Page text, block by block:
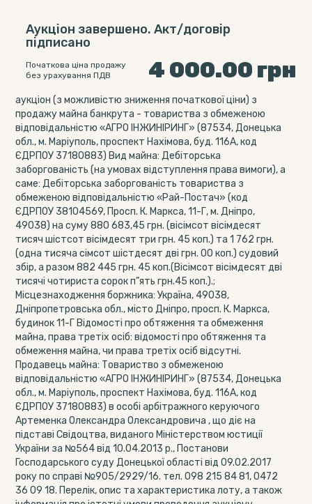
Аукціон завершено. Акт/договір
підписано
Початкова ціна продажу
без урахування ПДВ
4 000.00 грн
аукціон (з можливістю зниження початкової ціни) з
продажу майна банкрута - товариства з обмеженою
відповідальністю «АГРО ІНЖИНІРИНГ» (87534, Донецька
обл., м. Маріуполь, проспект Нахімова, буд. 116А, код
ЄДРПОУ 37180883) Вид майна: Дебіторська
заборгованість (на умовах відступлення права вимоги), а
саме: Дебіторська заборгованість товариства з
обмеженою відповідальністю «Рай-Постач» (код
ЄДРПОУ 38104569, Просп. К. Маркса, 11-Г, м. Дніпро,
49038) на суму 880 683,45 грн. (вісімсот вісімдесят
тисяч шістсот вісімдесят три грн. 45 коп.) та 1 762 грн.
(одна тисяча сімсот шістдесят дві грн. 00 коп.) судовий
збір, а разом 882 445 грн. 45 коп.(Вісімсот вісімдесят дві
тисячі чотириста сорок п”ять грн.45 коп.).;
Місцезнаходження боржника: Україна, 49038,
Дніпропетровська обл., місто Дніпро, просп. К. Маркса,
будинок 11-Г Відомості про обтяження та обмеження
майна, права третіх осіб: відомості про обтяження та
обмеження майна, чи права третіх осіб відсутні.
Продавець майна: Товариство з обмеженою
відповідальністю «АГРО ІНЖИНІРИНГ» (87534, Донецька
обл., м. Маріуполь, проспект Нахімова, буд. 116А, код
ЄДРПОУ 37180883) в особі арбітражного керуючого
Артеменка Олександра Олександровича , що діє на
підставі Свідоцтва, виданого Міністерством юстиції
України за №564 від 10.04.2013 р., Постанови
Господарського суду Донецької області від 09.02.2017
року по справі №905/2929/16. тел. 098 215 84 81, 0472
36 09 18. Перелік, опис та характеристика лоту, а також